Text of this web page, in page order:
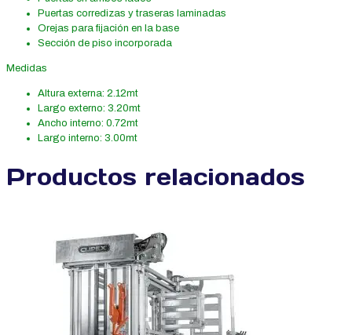
Puertas corredizas y traseras laminadas
Orejas para fijación en la base
Sección de piso incorporada
Medidas
Altura externa: 2.12mt
Largo externo: 3.20mt
Ancho interno: 0.72mt
Largo interno: 3.00mt
Productos relacionados